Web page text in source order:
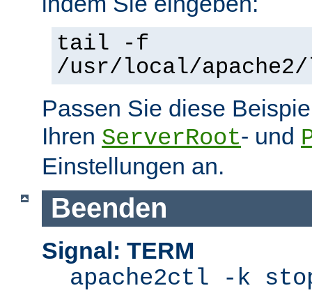
tail -f
/usr/local/
Passen Sie diese
Ihren ServerRoot- und
Einstellungen an.
Beenden
Signal: TERM
apache2ctl -k